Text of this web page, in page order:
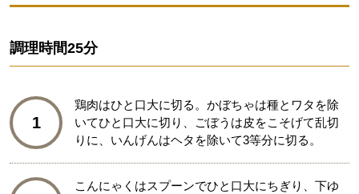
調理時間25分
1
鶏肉はひと口大に切る。かぼちゃは種とワタを除
いてひと口大に切り、ごぼうは皮をこそげて乱切
りに、いんげんはヘタを除いて3等分に切る。
こんにゃくはスプーンでひと口大にちぎり、下ゆ